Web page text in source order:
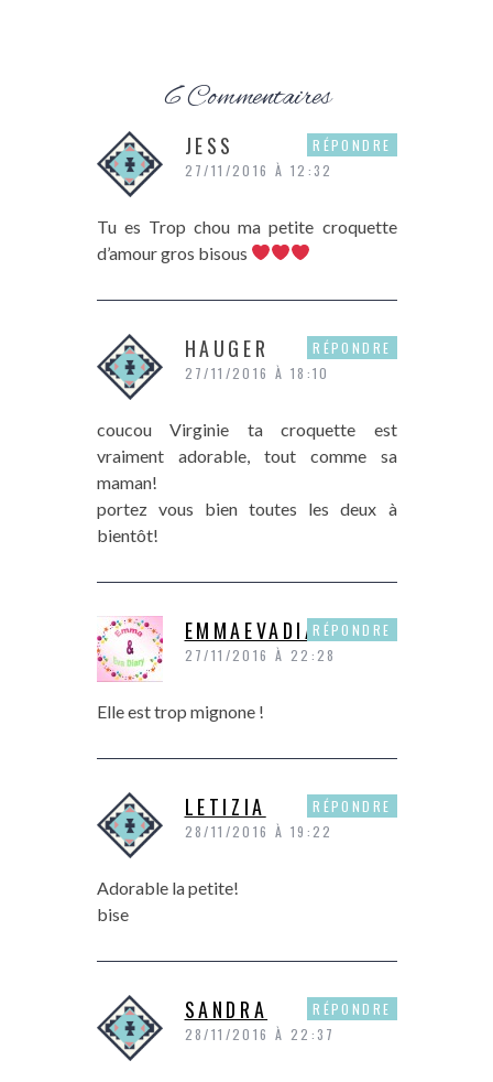
6 Commentaires
JESS
27/11/2016 À 12:32
Tu es Trop chou ma petite croquette
d’amour gros bisous
RÉPONDRE
HAUGER
27/11/2016 À 18:10
coucou Virginie ta croquette est
vraiment adorable, tout comme sa
maman!
portez vous bien toutes les deux à
bientôt!
RÉPONDRE
EMMAEVADIARY
27/11/2016 À 22:28
Elle est trop mignone !
RÉPONDRE
LETIZIA
28/11/2016 À 19:22
Adorable la petite!
bise
RÉPONDRE
SANDRA
28/11/2016 À 22:37
RÉPONDRE